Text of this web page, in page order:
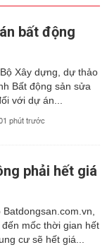
bất động
Xây dựng, dự thảo
Bất động sản sửa
với dự án...
phút trước
phải hết giá
mốc thời gian hết
cư sẽ hết giá...